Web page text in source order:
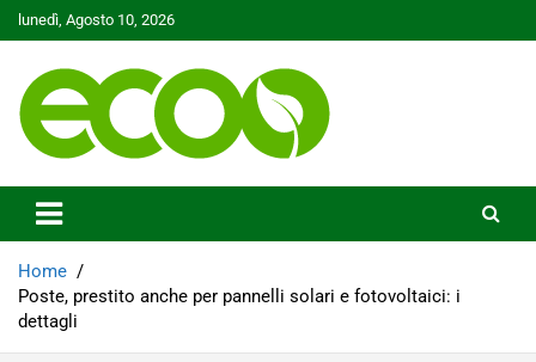
Skip
to
lunedì, Agosto 10, 2026
Ecoo.it
Home
Poste, prestito anche per pannelli solari e fotovoltaici: i
dettagli